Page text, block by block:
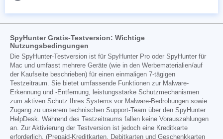
SpyHunter Gratis-Testversion: Wichtige
Nutzungsbedingungen
Die SpyHunter-Testversion ist für SpyHunter Pro oder SpyHunter für
Mac und umfasst mehrere Geräte (wie in den Werbematerialien/auf
der Kaufseite beschrieben) für einen einmaligen 7-tägigen
Testzeitraum. Sie bietet umfassende Funktionen zur Malware-
Erkennung und -Entfernung, leistungsstarke Schutzmechanismen
zum aktiven Schutz Ihres Systems vor Malware-Bedrohungen sowie
Zugang zu unserem technischen Support-Team über den SpyHunter
HelpDesk. Während des Testzeitraums fallen keine Vorauszahlungen
an. Zur Aktivierung der Testversion ist jedoch eine Kreditkarte
erforderlich. (Prepaid-Kreditkarten, Debitkarten und Geschenkkarten